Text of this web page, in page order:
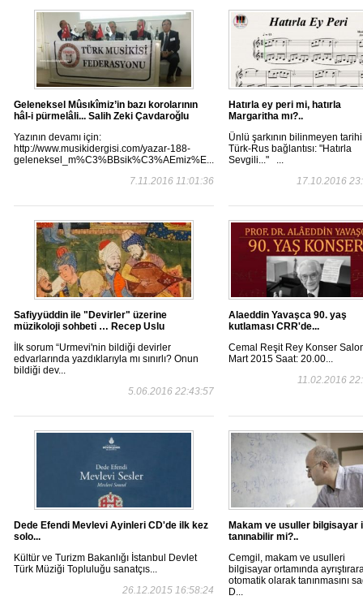
Geleneksel Mûsıkîmiz’in bazı korolarının
hâl-i pürmelâli... Salih Zeki Çavdaroğlu
Yazının devamı için:
http://www.musikidergisi.com/yazar-188-
geleneksel_m%C3%BBsik%C3%AEmiz%E...
7.11.2016 11:01:36
Hatırla ey peri mi, hatırla
Margaritha mı?..
Ünlü şarkının bilinmeyen
Türk-Rus bağlantısı: "Hatırla
Sevgili..." ...
17.10.2016
Safiyyüddin ile "Devirler" üzerine
müzikoloji sohbeti … Recep Uslu
İlk sorum “Urmevi'nin bildiği devirler
edvarlarında yazdıklarıyla mı sınırlı? Onun
bildiği dev...
5.06.2016 22:43:57
Alaeddin Yavaşca 90. yaş
kutlaması CRR'de...
Cemal Reşit Rey Konser
Mart 2015 Saat: 20.00...
11.02.2016
Dede Efendi Mevlevi Ayinleri CD'de ilk kez
solo...
Kültür ve Turizm Bakanlığı İstanbul Devlet
Türk Müziği Topluluğu sanatçıs...
26.12.2015 16:58:24
Makam ve usuller bilgisayar
tanınabilir mi?..
Cemgil, makam ve usulleri
bilgisayar ortamında
otomatik olarak tanınmasını
D...